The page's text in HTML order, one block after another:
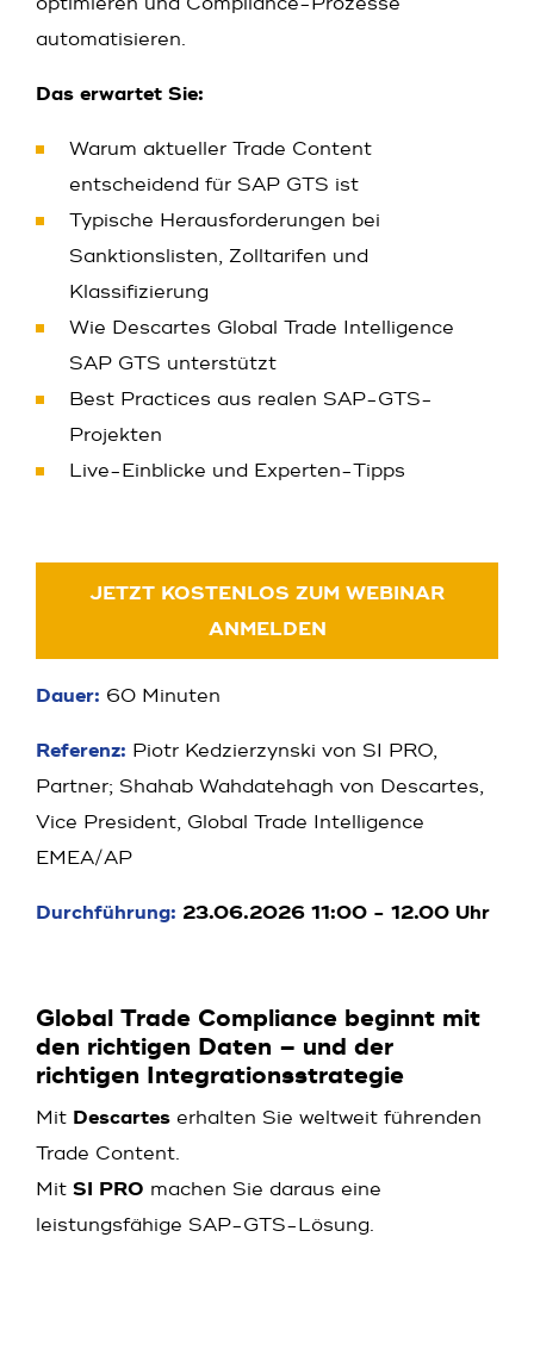
automatisieren.
Das erwartet Sie:
Warum aktueller Trade Content
entscheidend für SAP GTS ist
Typische Herausforderungen bei
Sanktionslisten, Zolltarifen und
Klassifizierung
Wie Descartes Global Trade Intelligence
SAP GTS unterstützt
Best Practices aus realen SAP-GTS-
Projekten
Live-Einblicke und Experten-Tipps
JETZT KOSTENLOS ZUM WEBINAR
ANMELDEN
Dauer: 60 Minuten
Referenz: Piotr Kedzierzynski von SI PRO,
Partner; Shahab Wahdatehagh von Descartes,
Vice President, Global Trade Intelligence
EMEA/AP
Durchführung: 23.06.2026 11:00 - 12.00 Uhr
Global Trade Compliance beginnt mit
den richtigen Daten – und der
richtigen Integrationsstrategie
Mit Descartes erhalten Sie weltweit führenden
Trade Content.
Mit SI PRO machen Sie daraus eine
leistungsfähige SAP-GTS-Lösung.